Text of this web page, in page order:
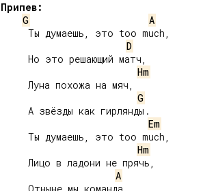
Припев:
G
A
     Ты думаешь, это too much,
D
     Но это решающий матч,
Hm
     Луна похожа на мяч,
G
     А звёзды как гирлянды.
Em
     Ты думаешь, это too much,
Hm
     Лицо в ладони не прячь,
A